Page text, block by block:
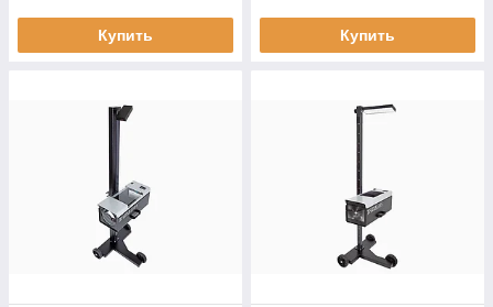
Купить Купить